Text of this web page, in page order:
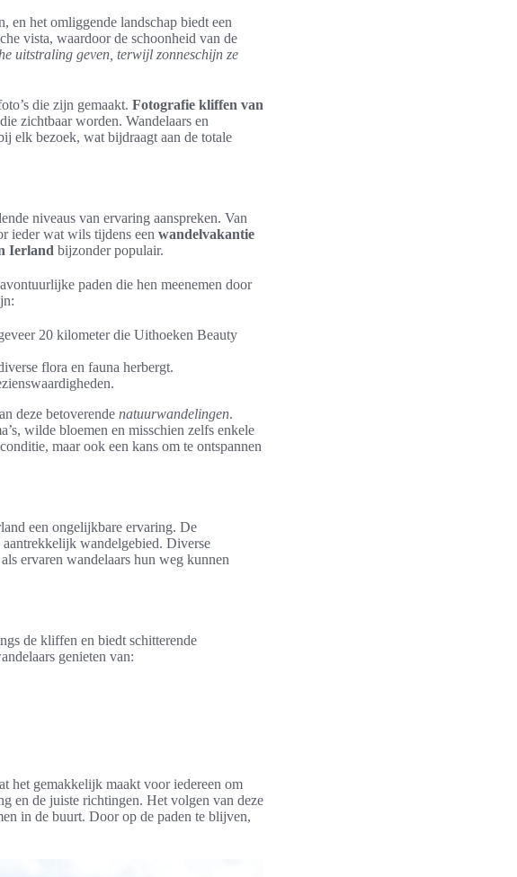
en het omliggende landschap biedt een
vista, waardoor de schoonheid van de
uitstraling geven, terwijl zonneschijn ze
die zijn gemaakt. Fotografie kliffen van
zichtbaar worden. Wandelaars en
elk bezoek, wat bijdraagt aan de totale
niveaus van ervaring aanspreken. Van
ieder wat wils tijdens een wandelvakantie
Ierland bijzonder populair.
paden die hen meenemen door
20 kilometer die Uithoeken Beauty
flora en fauna herbergt.
deze betoverende natuurwandelingen.
wilde bloemen en misschien zelfs enkele
maar ook een kans om te ontspannen
een ongelijkbare ervaring. De
wandelgebied. Diverse
ervaren wandelaars hun weg kunnen
de kliffen en biedt schitterende
genieten van:
het gemakkelijk maakt voor iedereen om
en de juiste richtingen. Het volgen van deze
in de buurt. Door op de paden te blijven,